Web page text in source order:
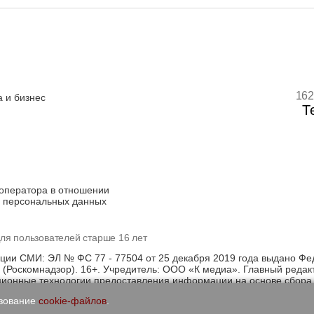
и бизнес
в отношении
персональных данных
пользователей старше 16 лет
СМИ: ЭЛ № ФС 77 - 77504 от 25 декабря 2019 года выдано
16+. Учредитель: ООО «К медиа». Главный
технологии предоставления информации на основе
cookie-файлов